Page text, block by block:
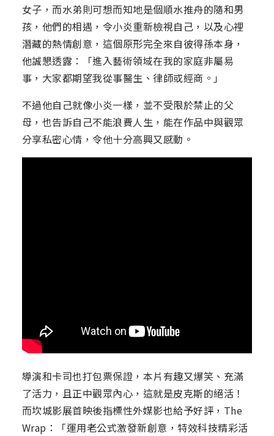
女子，而水弟則可想而知地是個順水推舟的隨和男
孩，他們的相遇，令小炎重新檢視自己，以及心裡
潛藏的熱情創意，這個原形完全來自彼得孫本身，
他誠懇透露：「進入藝術領域在我的家庭非屬易
事，大家都期望我從事醫生、律師或經商。」
不過他自己就像小炎一樣，並不受限於禁止的父
母，也告訴自己不能浪費人生，能在作品中與觀眾
分享私密心情，令他十分高興又感動。
導演和卡司也打包票保證，本片有趣又爆笑、充滿
了活力，且正中觀眾內心，這就是皮克斯的絕活！
而坎城影展首映後指標性外媒影也給予好評，The
Wrap：「運用老公式激發新創意，特效科技精彩活